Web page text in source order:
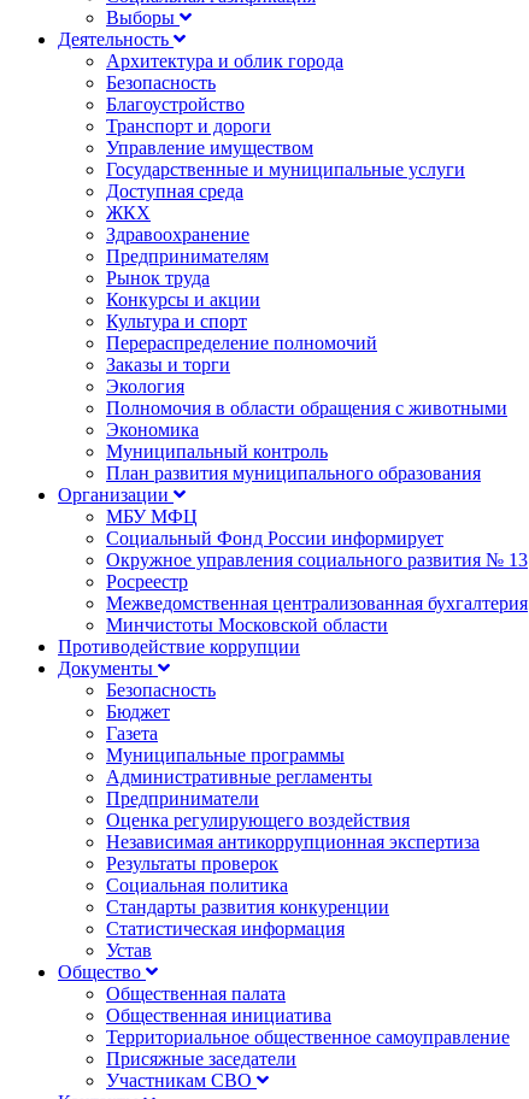
Выборы
Деятельность
Архитектура и облик города
Безопасность
Благоустройство
Транспорт и дороги
Управление имуществом
Государственные и муниципальные услуги
Доступная среда
ЖКХ
Здравоохранение
Предпринимателям
Рынок труда
Конкурсы и акции
Культура и спорт
Перераспределение полномочий
Заказы и торги
Экология
Полномочия в области обращения с животными
Экономика
Муниципальный контроль
План развития муниципального образования
Организации
МБУ МФЦ
Социальный Фонд России информирует
Окружное управления социального развития № 13
Росреестр
Межведомственная централизованная бухгалтерия
Минчистоты Московской области
Противодействие коррупции
Документы
Безопасность
Бюджет
Газета
Муниципальные программы
Административные регламенты
Предприниматели
Оценка регулирующего воздействия
Независимая антикоррупционная экспертиза
Результаты проверок
Социальная политика
Стандарты развития конкуренции
Статистическая информация
Устав
Общество
Общественная палата
Общественная инициатива
Территориальное общественное самоуправление
Присяжные заседатели
Участникам СВО